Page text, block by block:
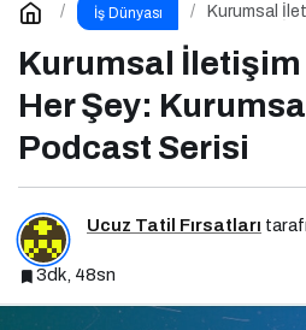
İş Dünyası
Kurumsal
Kurumsal İletişim
Her Şey:
Podcast Serisi
Ucuz Tatil Fırsatları
3dk, 48sn